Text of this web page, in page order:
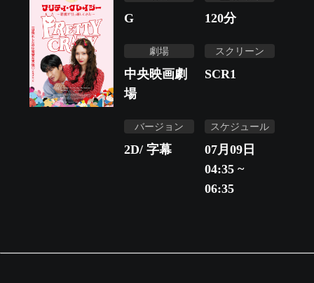
G 120分
劇場
中央映画劇
場
スクリーン
SCR1
バージョン
2D/ 字幕
スケジュール
07月09日
04:35 ~
06:35